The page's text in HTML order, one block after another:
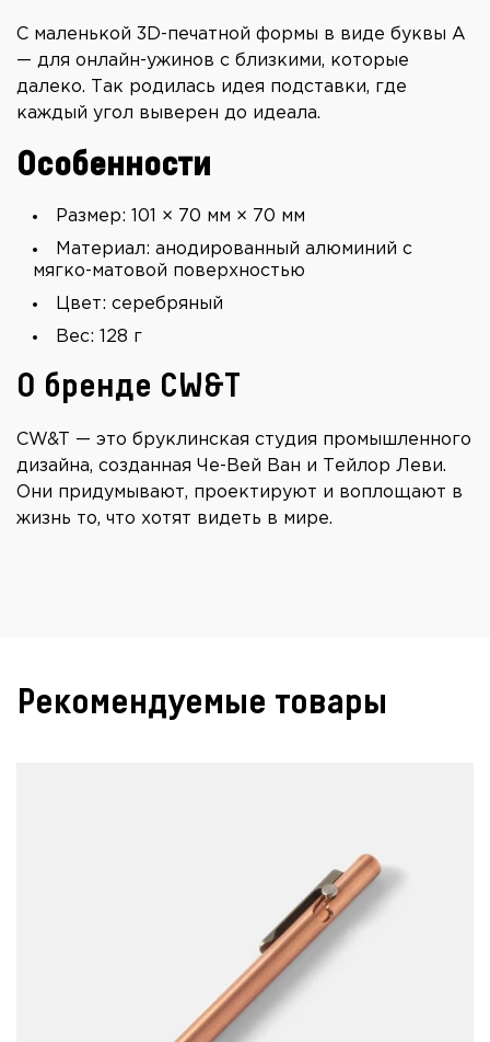
С маленькой 3D-печатной формы в виде буквы А
— для онлайн-ужинов с близкими, которые
далеко. Так родилась идея подставки, где
каждый угол выверен до идеала.
Особенности
Размер: 101 × 70 мм × 70 мм
Материал: анодированный алюминий с
мягко-матовой поверхностью
Цвет: серебряный
Вес: 128 г
О бренде CW&T
CW&T — это бруклинская студия промышленного
дизайна, созданная Че-Вей Ван и Тейлор Леви.
Они придумывают, проектируют и воплощают в
жизнь то, что хотят видеть в мире.
Рекомендуемые товары